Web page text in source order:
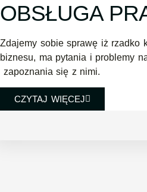
OBSŁUGA
Zdajemy sobie sprawę iż rzadko
biznesu, ma pytania i problemy
zapoznania się z nimi.
CZYTAJ WIĘCEJ